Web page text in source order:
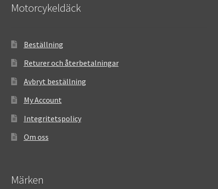
Motorcykeldäck
Beställning
Returer och återbetalningar
Avbryt beställning
My Account
Integritetspolicy
Om oss
Märken